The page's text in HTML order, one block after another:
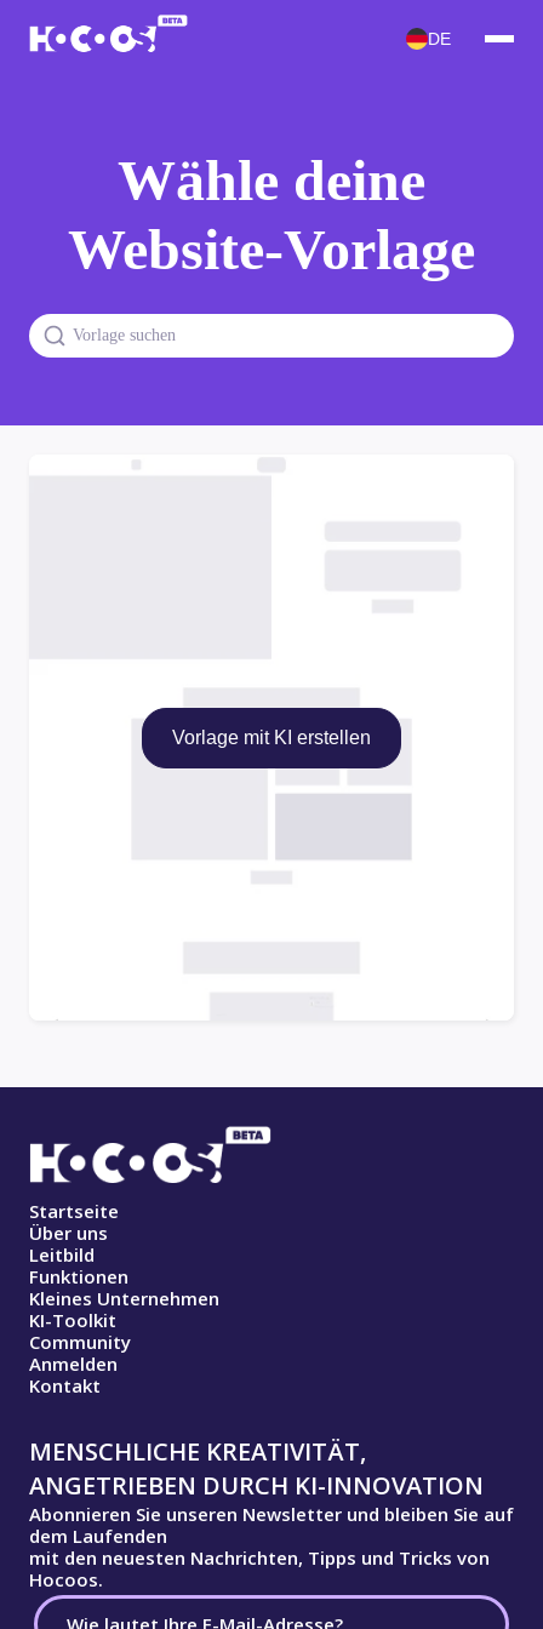
DE
Wähle deine
Website-Vorlage
Vorlage mit KI erstellen
Startseite
Über uns
Leitbild
Funktionen
Kleines Unternehmen
KI-Toolkit
Community
Anmelden
Kontakt
MENSCHLICHE KREATIVITÄT,
ANGETRIEBEN DURCH KI-INNOVATION
Abonnieren Sie unseren Newsletter und bleiben Sie auf
dem Laufenden
mit den neuesten Nachrichten, Tipps und Tricks von
Hocoos.